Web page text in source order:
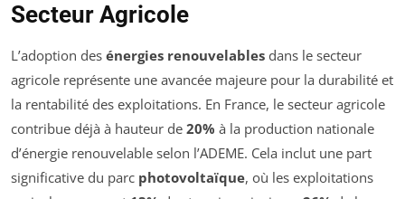
Secteur Agricole
L’adoption des énergies renouvelables dans le secteur
agricole représente une avancée majeure pour la durabilité et
la rentabilité des exploitations. En France, le secteur agricole
contribue déjà à hauteur de 20% à la production nationale
d’énergie renouvelable selon l’ADEME. Cela inclut une part
significative du parc photovoltaïque, où les exploitations